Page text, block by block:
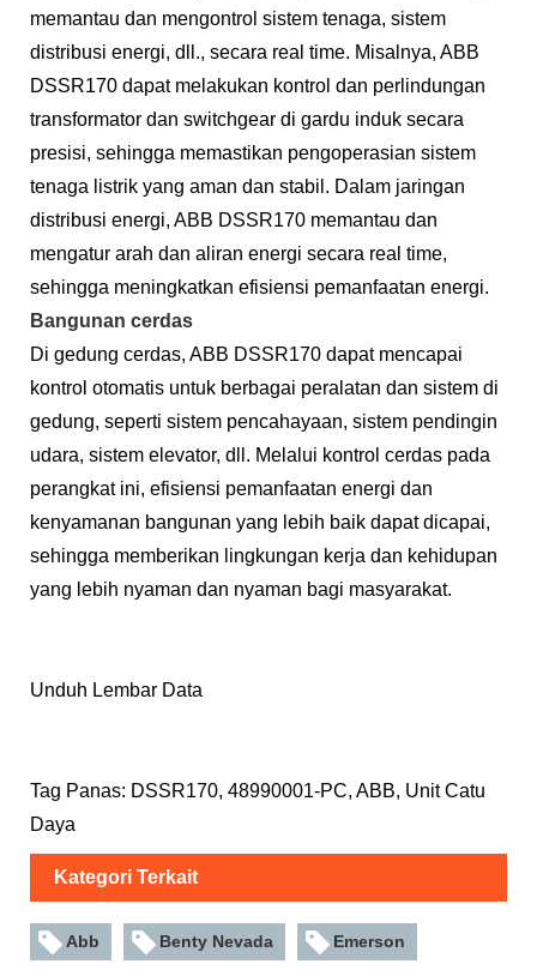
memantau dan mengontrol sistem tenaga, sistem
distribusi energi, dll., secara real time. Misalnya, ABB
DSSR170 dapat melakukan kontrol dan perlindungan
transformator dan switchgear di gardu induk secara
presisi, sehingga memastikan pengoperasian sistem
tenaga listrik yang aman dan stabil. Dalam jaringan
distribusi energi, ABB DSSR170 memantau dan
mengatur arah dan aliran energi secara real time,
sehingga meningkatkan efisiensi pemanfaatan energi.
Bangunan cerdas
Di gedung cerdas, ABB DSSR170 dapat mencapai
kontrol otomatis untuk berbagai peralatan dan sistem di
gedung, seperti sistem pencahayaan, sistem pendingin
udara, sistem elevator, dll. Melalui kontrol cerdas pada
perangkat ini, efisiensi pemanfaatan energi dan
kenyamanan bangunan yang lebih baik dapat dicapai,
sehingga memberikan lingkungan kerja dan kehidupan
yang lebih nyaman dan nyaman bagi masyarakat.
Unduh Lembar Data
Tag Panas: DSSR170, 48990001-PC, ABB, Unit Catu
Daya
Kategori Terkait
Abb Benty Nevada Emerson